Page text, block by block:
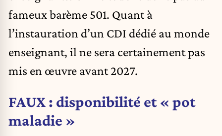
fameux barème 501. Quant à
l’instauration d’un CDI dédié au monde
enseignant, il ne sera certainement pas
mis en œuvre avant 2027.
FAUX : disponibilité et « pot
maladie »